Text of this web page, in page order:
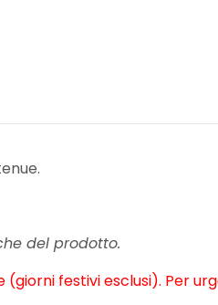
del prodotto.
festivi esclusi). Per